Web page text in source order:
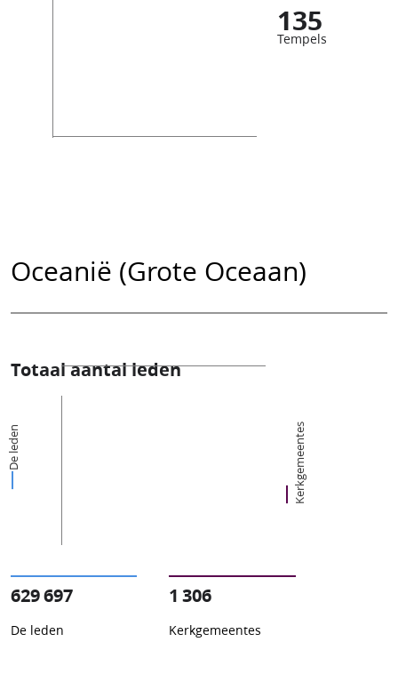
135
Tempels
Oceanië (Grote Oceaan)
Totaal aantal leden
De leden Kerkgemeentes
629 697
De leden
1 306
Kerkgemeentes